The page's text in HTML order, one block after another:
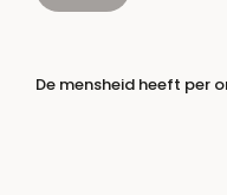
De mensheid heeft per